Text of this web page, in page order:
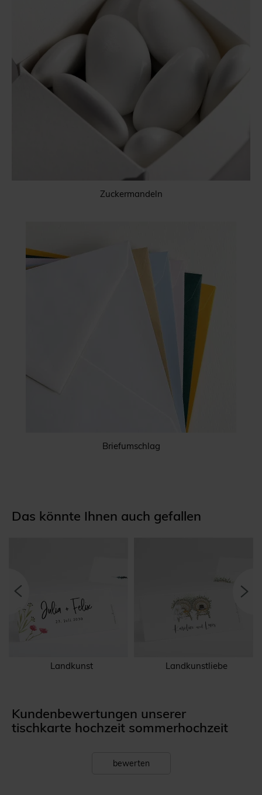
Zuckermandeln
Briefumschlag
Das könnte Ihnen auch gefallen
Landkunst Landkunstliebe
Kundenbewertungen unserer
tischkarte hochzeit sommerhochzeit
bewerten